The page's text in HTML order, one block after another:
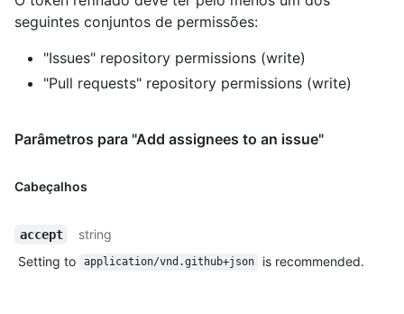
seguintes conjuntos de permissões:
"Issues" repository permissions (write)
"Pull requests" repository permissions (write)
Parâmetros para "Add assignees to an issue"
Cabeçalhos
accept
string
Setting to
application/vnd.github+json is recommended.